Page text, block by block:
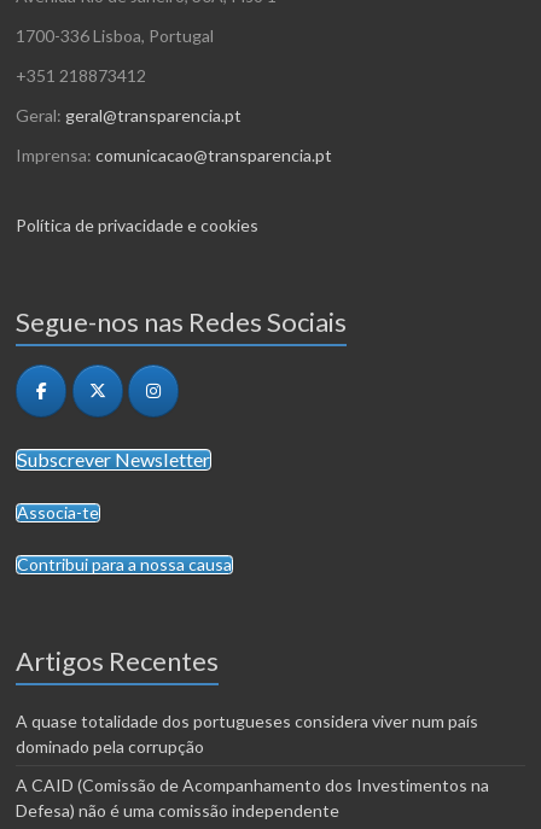
1700-336 Lisboa, Portugal
+351 218873412
Geral: geral@transparencia.pt
Imprensa:comunicacao@transparencia.pt
Política de privacidade e cookies
Segue-nos nas Redes Sociais
Subscrever Newsletter
Associa-te
Contribui para a nossa causa
Artigos Recentes
A quase totalidade dos portugueses considera viver num país
dominado pela corrupção
A CAID (Comissão de Acompanhamento dos Investimentos na
Defesa) não é uma comissão independente